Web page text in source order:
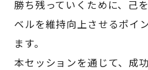
勝ち残っていくために、己
ベルを維持向上させるポイ
ます。
本セッションを通じて、成